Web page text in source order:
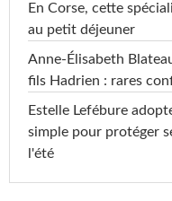
En Corse, cette
au petit déjeuner
Anne-Élisabeth
fils Hadrien : rares
Estelle Lefébure
simple pour protéger
l'été